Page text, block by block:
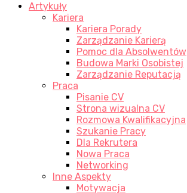
Artykuły
Kariera
Kariera Porady
Zarządzanie Karierą
Pomoc dla Absolwentów
Budowa Marki Osobistej
Zarządzanie Reputacją
Praca
Pisanie CV
Strona wizualna CV
Rozmowa Kwalifikacyjna
Szukanie Pracy
Dla Rekrutera
Nowa Praca
Networking
Inne Aspekty
Motywacja